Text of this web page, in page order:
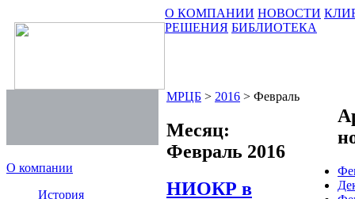
О КОМПАНИИ НОВОСТИ
РЕШЕНИЯ БИБЛИОТЕКА
О компании
История
МРЦБ > 2016 > Февраль
Месяц:
Февраль 2016
НИОКР в